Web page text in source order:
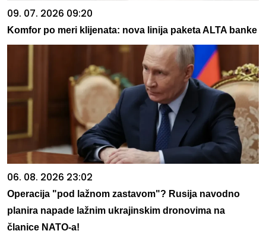
09. 07. 2026 09:20
Komfor po meri klijenata: nova linija paketa ALTA banke
06. 08. 2026 23:02
Operacija "pod lažnom zastavom"? Rusija navodno
planira napade lažnim ukrajinskim dronovima na
članice NATO-a!